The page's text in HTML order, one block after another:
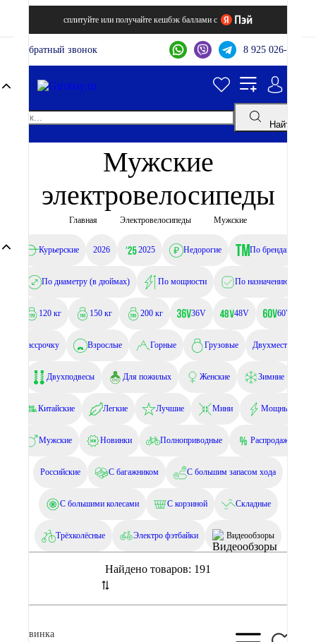
сплитуйте или получайте кешбэк баллами с
Обратный звонок 8 925 026-44-22
Найти
Мужские
электровелосипеды
Главная Электровелосипеды Мужские
Курьерские 2026 2025 Недорогие По брендам
По диаметру (в дюймах) По мощности По назначению
120 кг 150 кг 200 кг 36V 48V 60V
В рассрочку Взрослые Горные Грузовые Двухместные
Двухподвесы Для пожилых Женские Зимние
Китайские Легкие Лучшие Мини Мощные
Мужские Новинки Полноприводные Распродажа
Российские С багажником С большим запасом хода
С большими колесами С корзиной Складные
Трёхколёсные Электро фэтбайки Видеообзоры
Найдено товаров: 191
Новинка